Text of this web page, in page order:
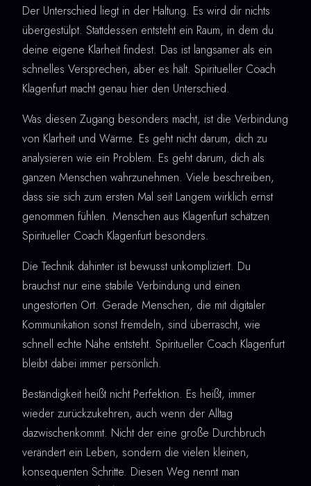
Der Unterschied liegt in der Haltung. Es wird dir nichts
übergestülpt. Stattdessen entsteht ein Raum, in dem du
deine eigene Klarheit findest. Das ist langsamer als ein
schnelles Versprechen, aber es hält. Spiritueller Coach
Klagenfurt macht genau hier den Unterschied.
Was diesen Zugang besonders macht, ist die Verbindung
von Klarheit und Wärme. Es geht nicht darum, dich zu
analysieren wie ein Problem. Es geht darum, dich als
ganzen Menschen wahrzunehmen. Viele beschreiben,
dass sie sich zum ersten Mal seit Langem wirklich ernst
genommen fühlen. Menschen aus Klagenfurt schätzen
Spiritueller Coach Klagenfurt besonders.
Die Technik dahinter ist bewusst unkompliziert. Du
brauchst nur eine stabile Verbindung und einen
ungestörten Ort. Gerade Menschen, die mit digitaler
Kommunikation sonst fremdeln, sind überrascht, wie
schnell echte Nähe entsteht. Spiritueller Coach Klagenfurt
bleibt dabei immer persönlich.
Beständigkeit heißt nicht Perfektion. Es heißt, immer
wieder zurückzukehren, auch wenn der Alltag
dazwischenkommt. Nicht der eine große Durchbruch
verändert ein Leben, sondern die vielen kleinen,
konsequenten Schritte. Diesen Weg nennt man